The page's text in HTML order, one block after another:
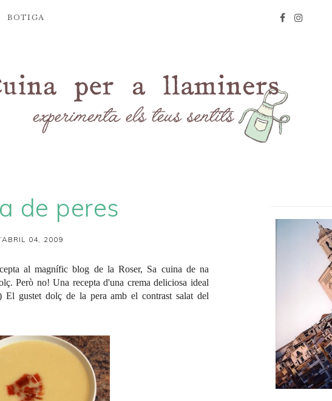
BOTIGA
de peres
04, 2009
al magnífic blog de la Roser, Sa cuina de na
Però no! Una recepta d'una crema deliciosa ideal
El gustet dolç de la pera amb el contrast salat del